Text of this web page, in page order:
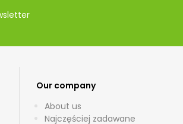
Our company
About us
Najczęściej zadawane